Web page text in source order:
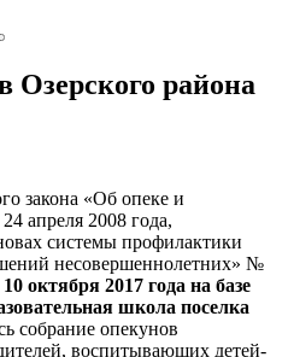
Озерского района
закона «Об опеке и
апреля 2008 года,
системы профилактики
несовершеннолетних» №
10 октября 2017 года на базе
школа поселка
собрание опекунов
воспитывающих детей-